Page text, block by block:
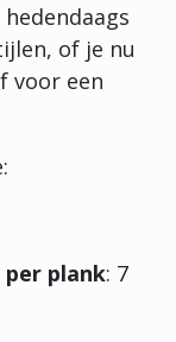
of je nu
voor een
plank: 7